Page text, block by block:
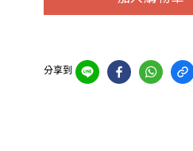
分享到